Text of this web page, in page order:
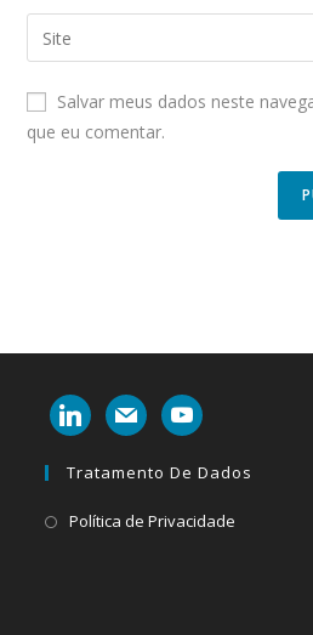
comment
email
address
comment
Enter
your
website
URL
(optional)
Salvar meus dados neste
que eu comentar.
linkedinmail youtube
Tratamento De Dados
Política de Privacidade